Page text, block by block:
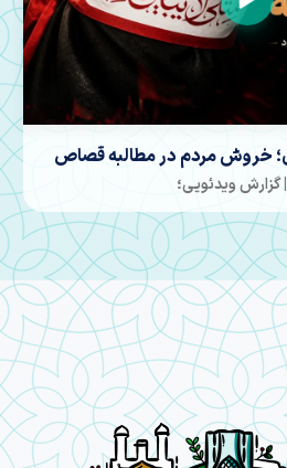
موکبی که افتتاح شد
ایلام | گزارش ویدئویی؛